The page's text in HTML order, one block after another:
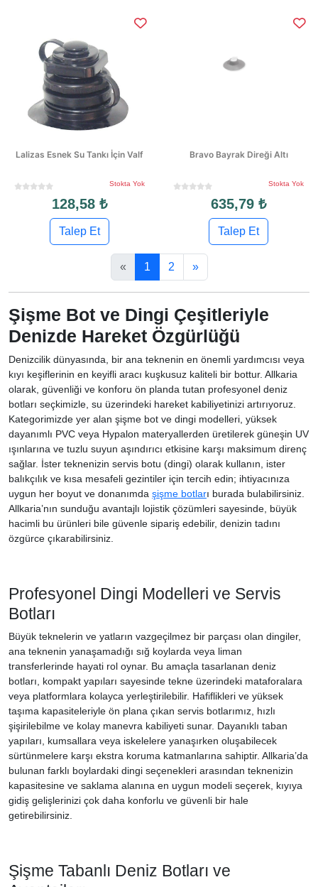
Lalizas Esnek Su Tankı İçin Valf
Stokta Yok
128,58 ₺
Talep Et
Bravo Bayrak Direği Altı
Stokta Yok
635,79 ₺
Talep Et
« 1 2 »
Şişme Bot ve Dingi Çeşitleriyle
Denizde Hareket Özgürlüğü
Denizcilik dünyasında, bir ana teknenin en önemli yardımcısı veya
kıyı keşiflerinin en keyifli aracı kuşkusuz kaliteli bir bottur. Allkaria
olarak, güvenliği ve konforu ön planda tutan profesyonel deniz
botları seçkimizle, su üzerindeki hareket kabiliyetinizi artırıyoruz.
Kategorimizde yer alan şişme bot ve dingi modelleri, yüksek
dayanımlı PVC veya Hypalon materyallerden üretilerek güneşin UV
ışınlarına ve tuzlu suyun aşındırıcı etkisine karşı maksimum direnç
sağlar. İster teknenizin servis botu (dingi) olarak kullanın, ister
balıkçılık ve kısa mesafeli gezintiler için tercih edin; ihtiyacınıza
uygun her boyut ve donanımda şişme botları burada bulabilirsiniz.
Allkaria’nın sunduğu avantajlı lojistik çözümleri sayesinde, büyük
hacimli bu ürünleri bile güvenle sipariş edebilir, denizin tadını
özgürce çıkarabilirsiniz.
Profesyonel Dingi Modelleri ve Servis
Botları
Büyük teknelerin ve yatların vazgeçilmez bir parçası olan dingiler,
ana teknenin yanaşamadığı sığ koylarda veya liman
transferlerinde hayati rol oynar. Bu amaçla tasarlanan deniz
botları, kompakt yapıları sayesinde tekne üzerindeki mataforalara
veya platformlara kolayca yerleştirilebilir. Hafiflikleri ve yüksek
taşıma kapasiteleriyle ön plana çıkan servis botlarımız, hızlı
şişirilebilme ve kolay manevra kabiliyeti sunar. Dayanıklı taban
yapıları, kumsallara veya iskelelere yanaşırken oluşabilecek
sürtünmelere karşı ekstra koruma katmanlarına sahiptir. Allkaria’da
bulunan farklı boylardaki dingi seçenekleri arasından teknenizin
kapasitesine ve saklama alanına en uygun modeli seçerek, kıyıya
gidiş gelişlerinizi çok daha konforlu ve güvenli bir hale
getirebilirsiniz.
Şişme Tabanlı Deniz Botları ve